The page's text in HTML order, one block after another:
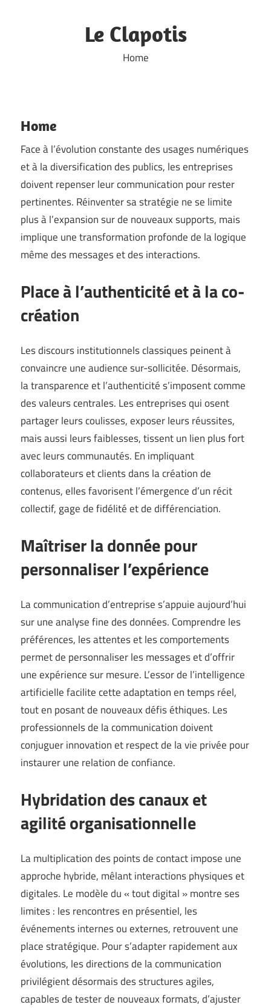
Le Clapotis
Home
Home
Face à l’évolution constante des usages numériques
et à la diversification des publics, les entreprises
doivent repenser leur communication pour rester
pertinentes. Réinventer sa stratégie ne se limite
plus à l’expansion sur de nouveaux supports, mais
implique une transformation profonde de la logique
même des messages et des interactions.
Place à l’authenticité et à la co-
création
Les discours institutionnels classiques peinent à
convaincre une audience sur-sollicitée. Désormais,
la transparence et l’authenticité s’imposent comme
des valeurs centrales. Les entreprises qui osent
partager leurs coulisses, exposer leurs réussites,
mais aussi leurs faiblesses, tissent un lien plus fort
avec leurs communautés. En impliquant
collaborateurs et clients dans la création de
contenus, elles favorisent l’émergence d’un récit
collectif, gage de fidélité et de différenciation.
Maîtriser la donnée pour
personnaliser l’expérience
La communication d’entreprise s’appuie aujourd’hui
sur une analyse fine des données. Comprendre les
préférences, les attentes et les comportements
permet de personnaliser les messages et d’offrir
une expérience sur mesure. L’essor de l’intelligence
artificielle facilite cette adaptation en temps réel,
tout en posant de nouveaux défis éthiques. Les
professionnels de la communication doivent
conjuguer innovation et respect de la vie privée pour
instaurer une relation de confiance.
Hybridation des canaux et
agilité organisationnelle
La multiplication des points de contact impose une
approche hybride, mêlant interactions physiques et
digitales. Le modèle du « tout digital » montre ses
limites : les rencontres en présentiel, les
événements internes ou externes, retrouvent une
place stratégique. Pour s’adapter rapidement aux
évolutions, les directions de la communication
privilégient désormais des structures agiles,
capables de tester de nouveaux formats, d’ajuster